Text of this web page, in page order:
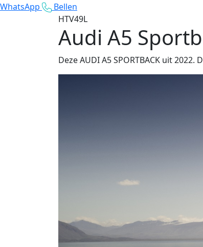
WhatsApp
Bellen
HTV49L
Audi A5
Deze AUDI A5 SPORTBACK uit